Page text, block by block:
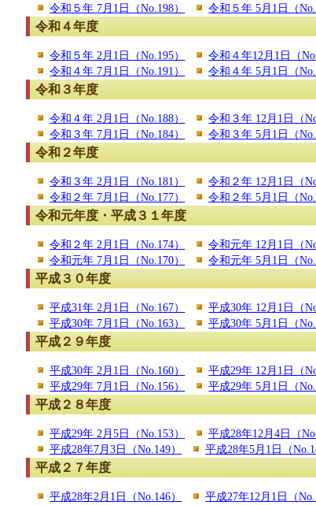
令和５年 7月1日（No.198）
令和５年 5月1日（
令和４年度
令和５年 2月1日（No.195） 令和４年12月1日（
令和４年 7月1日（No.191）
令和４年 5月1日（
令和３年度
令和４年 2月1日（No.188） 令和３年 12月1日（
令和３年 7月1日（No.184）
令和３年 5月1日（
令和２年度
令和３年 2月1日（No.181） 令和２年 12月1日（
令和２年 7月1日（No.177）
令和２年 5月1日（
令和元年度・平成３１年度
令和２年 2月1日（No.174） 令和元年 12月1日（
令和元年 7月1日（No.170）
令和元年 5月1日（
平成３０年度
平成31年 2月1日（No.167） 平成30年 12月1日（
平成30年 7月1日（No.163）
平成30年 5月1日（
平成２９年度
平成30年 2月1日（No.160） 平成29年 12月1日（
平成29年 7月1日（No.156）
平成29年 5月1日（
平成２８年度
平成29年 2月5日（No.153） 平成28年12月4日（
平成28年7月3日（No.149）
平成28年5月1日（
平成２７年度
平成28年2月1日（No.146） 平成27年12月1日（